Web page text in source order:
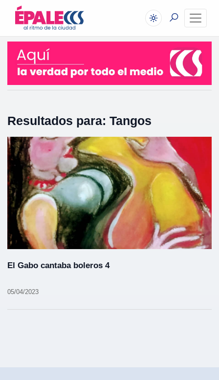
Resultados para: Tangos
El Gabo cantaba boleros 4
05/04/2023